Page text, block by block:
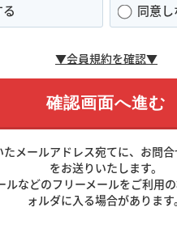
同意し
▼会員規約を確認▼
メールアドレス宛てに、お問
をお送りいたします。
などのフリーメールをご利用
ォルダに入る場合があります。